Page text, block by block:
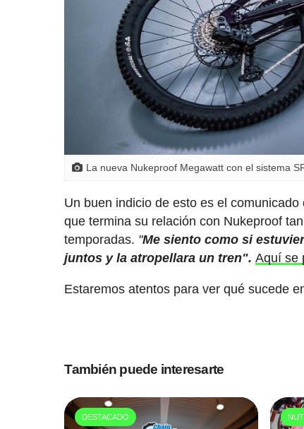
La nueva Nukeproof Megawatt con el sistema
Un buen indicio de esto es el
que termina su relación con Nukeproof
temporadas. "Me siento como si
juntos y la atropellara un tren". Aquí se
Estaremos atentos para ver qué sucede
También puede interesarte
DESTACADO